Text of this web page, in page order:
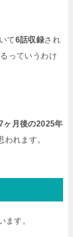
て6話収録され
っていうわけ
ヶ月後の2025年
れます。
ます。